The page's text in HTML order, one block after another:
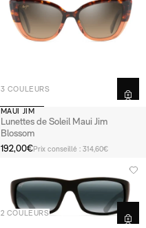
3 COULEURS
MAUI JIM
Lunettes de Soleil Maui Jim
Blossom
192,00€Prix conseillé : 314,60€
2 COULEURS